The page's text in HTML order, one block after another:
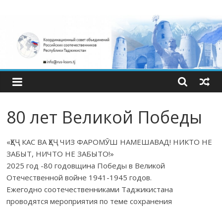
contentКоординационный
совет
объединений
российских
Республики
Таджикистан.
80 лет Великой Победы
«ҲЕҶ КАС ВА ҲЕҶ ЧИЗ ФАРОМӮШ НАМЕШАВАД! НИКТО НЕ
ЗАБЫТ, НИЧТО НЕ ЗАБЫТО!»
2025 год -80 годовщина Победы в Великой
Отечественной войне 1941-1945 годов.
Ежегодно соотечественниками Таджикистана
проводятся мероприятия по теме сохранения